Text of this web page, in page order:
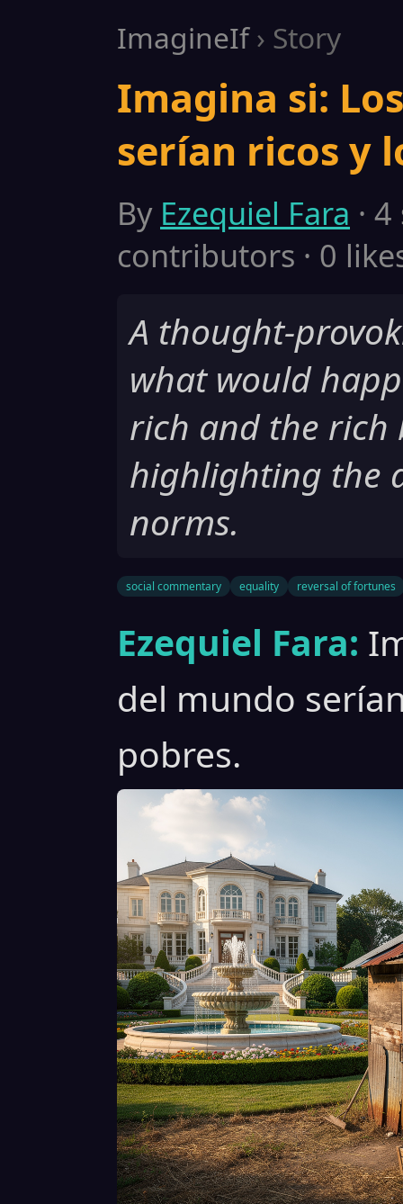
ImagineIf› Story
Imagina si:
serían ricos y
By Ezequiel Fara ·
contributors · 0
A thought-
what would
rich and the rich
highlighting the
norms.
social commentary equality reversal of fortunes
Ezequiel Fara:
del mundo
pobres.